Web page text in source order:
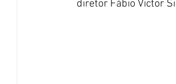
diretor Fábio Victor